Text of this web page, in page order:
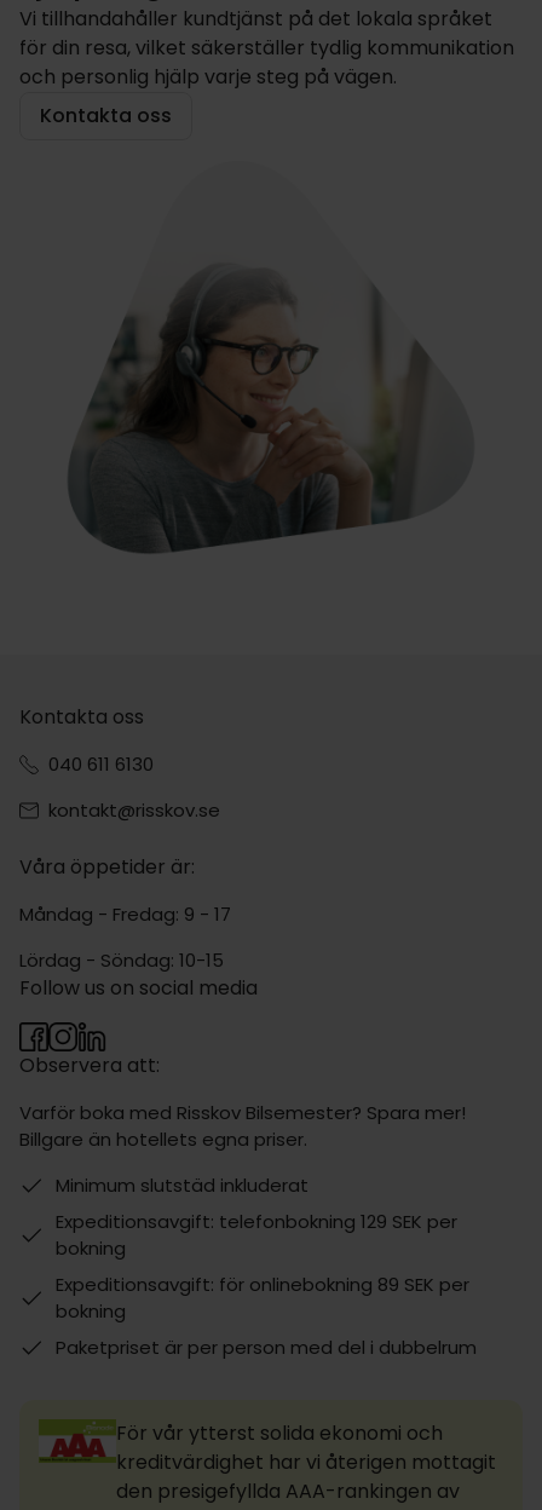
Vi tillhandahåller kundtjänst på det lokala språket
för din resa, vilket säkerställer tydlig kommunikation
och personlig hjälp varje steg på vägen.
Kontakta oss
Kontakta oss
040 611 6130
kontakt@risskov.se
Våra öppetider är:
Måndag - Fredag: 9 - 17
Lördag - Söndag: 10-15
Observera att:
Varför boka med Risskov Bilsemester? Spara mer!
Billgare än hotellets egna priser.
Minimum slutstäd inkluderat
Expeditionsavgift: telefonbokning 129 SEK per
bokning
Expeditionsavgift: för onlinebokning 89 SEK per
bokning
Paketpriset är per person med del i dubbelrum
Follow us on social media
För vår ytterst solida ekonomi och
kreditvärdighet har vi återigen mottagit
den presigefyllda AAA-rankingen av